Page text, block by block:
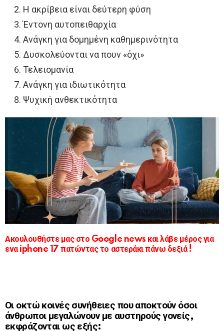
Η ακρίβεια είναι δεύτερη φύση
Έντονη αυτοπειθαρχία
Ανάγκη για δομημένη καθημερινότητα
Δυσκολεύονται να πουν «όχι»
Τελειομανία
Ανάγκη για ιδιωτικότητα
Ψυχική ανθεκτικότητα
Ακουλουθήστε μας στο Google news και λάβε μέρος για
ενα iphone 17 πατώντας το αστεράκι πάνω δεξιά !
Οι οκτώ κοινές συνήθειες που αποκτούν όσοι
άνθρωποι μεγαλώνουν με αυστηρούς γονείς,
εκφράζονται ως εξής: